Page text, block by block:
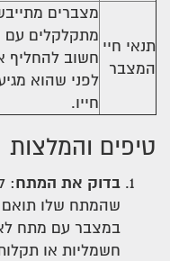
תנאי חיי
המצבר
מצברים
מתקלקלים עם
חשוב להחליף
לפני שהוא
חייו.
טיפים והמלצות
בדוק את המתח:
שהמתח שלו תואם
במצבר עם מתח לא
חשמליות או